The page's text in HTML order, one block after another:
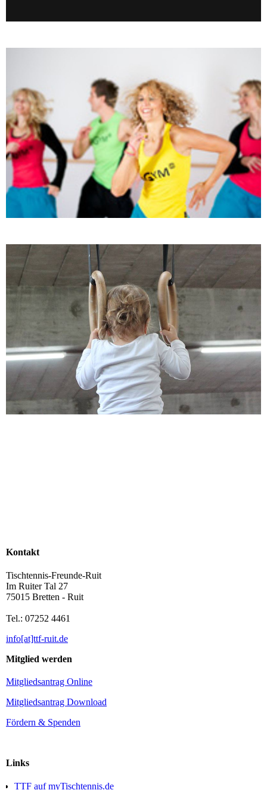
Kontakt
Tischtennis-Freunde-Ruit
Im Ruiter Tal 27
75015 Bretten - Ruit
Tel.: 07252 4461
info[at]ttf-ruit.de
Mitglied werden
Mitgliedsantrag Online
Mitgliedsantrag Download
Fördern & Spenden
Links
TTF auf myTischtennis.de